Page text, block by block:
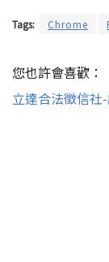
Tags: Chrome
您也許會喜歡：
立達合法徵信社